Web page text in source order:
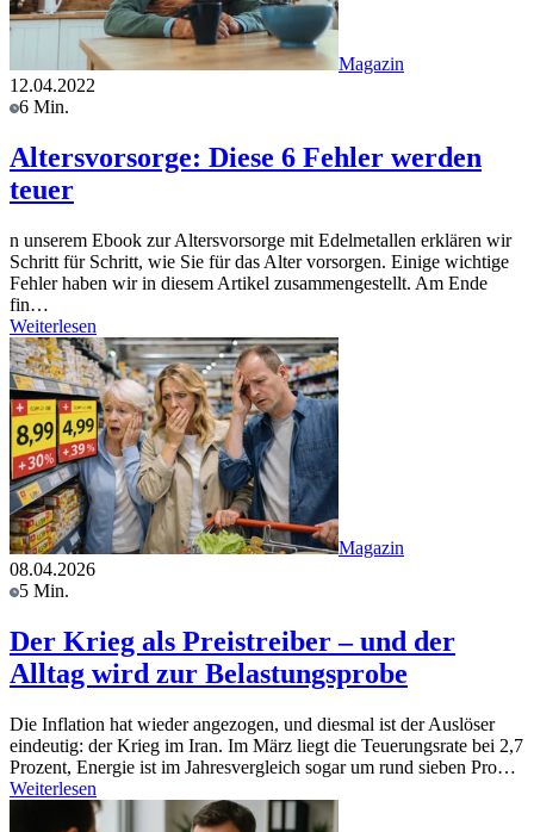
Magazin
12.04.2022
6 Min.
Altersvorsorge: Diese 6 Fehler werden
teuer
n unserem Ebook zur Altersvorsorge mit Edelmetallen erklären wir
Schritt für Schritt, wie Sie für das Alter vorsorgen. Einige wichtige
Fehler haben wir in diesem Artikel zusammengestellt. Am Ende
fin…
Weiterlesen
Magazin
08.04.2026
5 Min.
Der Krieg als Preistreiber – und der
Alltag wird zur Belastungsprobe
Die Inflation hat wieder angezogen, und diesmal ist der Auslöser
eindeutig: der Krieg im Iran. Im März liegt die Teuerungsrate bei 2,7
Prozent, Energie ist im Jahresvergleich sogar um rund sieben Pro…
Weiterlesen